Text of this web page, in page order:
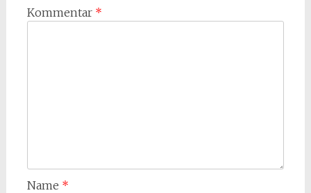
Kommentar *
Name *